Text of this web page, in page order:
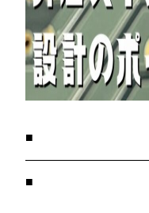
■
■